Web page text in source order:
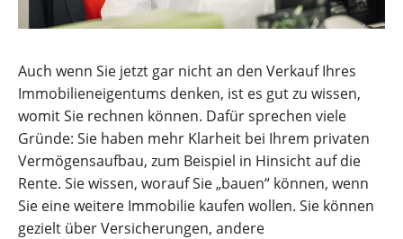
Auch wenn Sie jetzt gar nicht an den Verkauf Ihres
Immobilieneigentums denken, ist es gut zu wissen,
womit Sie rechnen können. Dafür sprechen viele
Gründe: Sie haben mehr Klarheit bei Ihrem privaten
Vermögensaufbau, zum Beispiel in Hinsicht auf die
Rente. Sie wissen, worauf Sie „bauen“ können, wenn
Sie eine weitere Immobilie kaufen wollen. Sie können
gezielt über Versicherungen, andere